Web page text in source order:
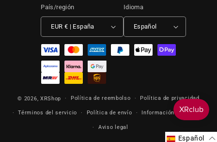
País/región
EUR € | España
Idioma
Español
Formas de pago
© 2026, XRShop Política de reembolso Política de privacidad
Términos del servicio Política de envío Información de contacto
Aviso legal
Español